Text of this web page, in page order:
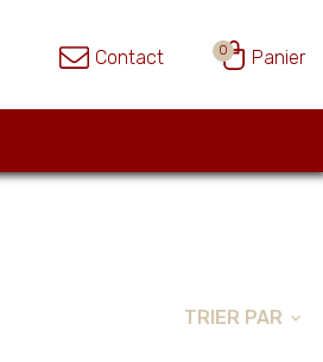
Contact 0 Panier
TRIER PAR expand_more